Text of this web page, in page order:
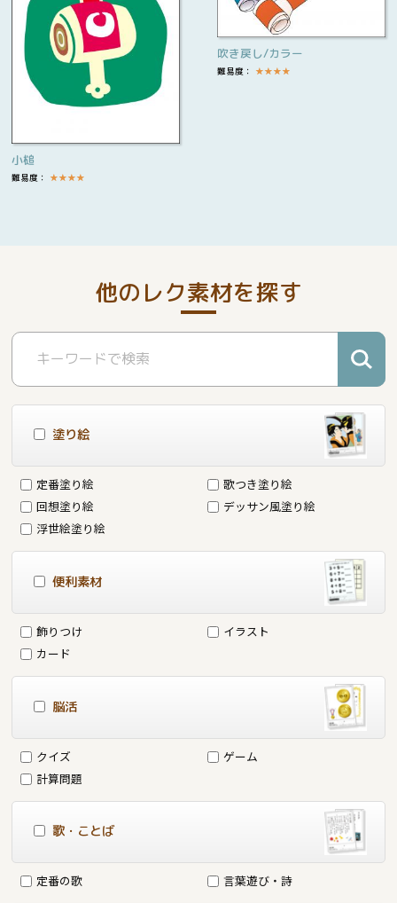
小槌
難易度： ★★★★
吹き戻し/カラー
難易度： ★★★★
他のレク素材を探す
塗り絵
定番塗り絵
歌つき塗り絵
回想塗り絵
デッサン風塗り絵
浮世絵塗り絵
便利素材
飾りつけ
イラスト
カード
脳活
クイズ
ゲーム
計算問題
歌・ことば
定番の歌 言葉遊び・詩